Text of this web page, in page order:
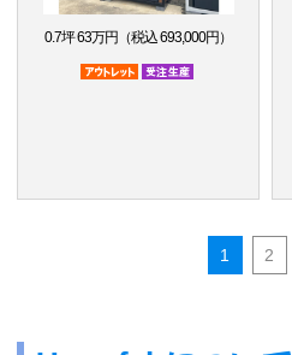
0.7坪 63万円（税込 693,000円）
アウトレット品
受注生産品
1 2